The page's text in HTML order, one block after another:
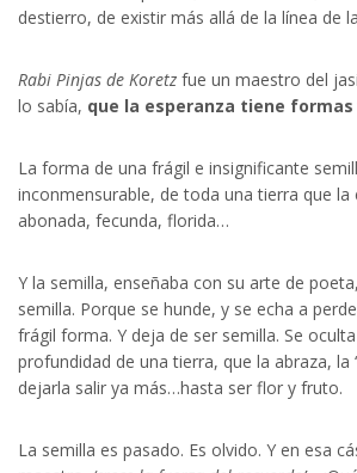
destierro, de existir más allá de la línea de
Rabi Pinjas de Koretz fue un maestro del
lo sabía, que la esperanza tiene formas
La forma de una frágil e insignificante
inconmensurable, de toda una tierra que la
abonada, fecunda, florida…
Y la semilla, enseñaba con su arte de
semilla. Porque se hunde, y se echa a
frágil forma. Y deja de ser semilla. Se
profundidad de una tierra, que la abraza, la
dejarla salir ya más…hasta ser flor y fruto.
La semilla es pasado. Es olvido. Y en esa